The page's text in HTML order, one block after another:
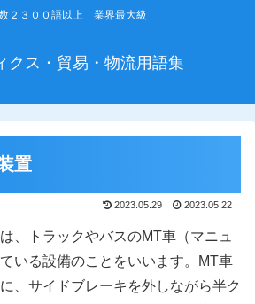
２３００語以上 業界最大級
クス・貿易・物流用語集
置
2023.05.29 2023.05.22
、トラックやバスのMT車（マニュ
いる設備のことをいいます。MT車
、サイドブレーキを外しながら半ク